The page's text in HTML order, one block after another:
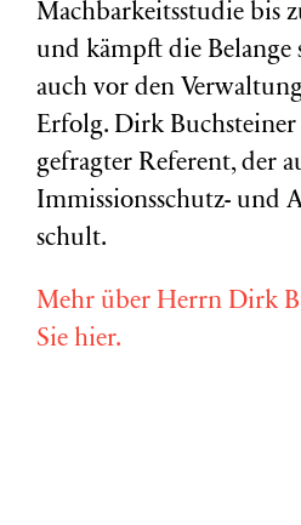
Machbarkeitsstudie bis
und kämpft die Belange
auch vor den
Erfolg. Dirk Buchsteiner
gefragter Referent, der
Immissionsschutz- und
schult.
Mehr über Herrn Dirk
Sie hier.